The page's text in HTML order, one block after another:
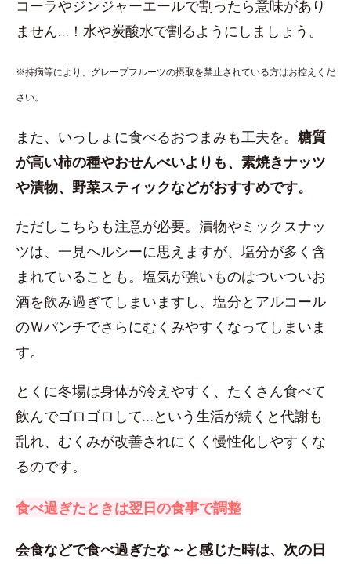
コーラやジンジャーエールで割ったら意味があり
ません…！水や炭酸水で割るようにしましょう。
※持病等により、グレープフルーツの摂取を禁止されている方はお控えくだ
さい。
また、いっしょに食べるおつまみも工夫を。 糖質
が高い柿の種やおせんべいよりも、素焼きナッツ
や漬物、野菜スティックなどがおすすめです。
ただしこちらも注意が必要。漬物やミックスナッ
ツは、一見ヘルシーに思えますが、塩分が多く含
まれていることも。塩気が強いものはついついお
酒を飲み過ぎてしまいますし、塩分とアルコール
のＷパンチでさらにむくみやすくなってしまいま
す。
とくに冬場は身体が冷えやすく、たくさん食べて
飲んでゴロゴロして…という生活が続くと代謝も
乱れ、むくみが改善されにくく慢性化しやすくな
るのです。
食べ過ぎたときは翌日の食事で調整
会食などで食べ過ぎたな～と感じた時は、次の日